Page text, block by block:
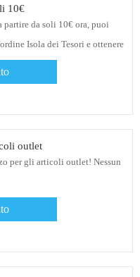
10€
da soli 10€ ora, puoi
Isola dei Tesori e ottenere
outlet
per gli articoli outlet! Nessun